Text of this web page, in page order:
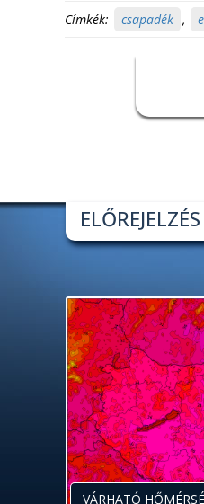
Címkék: csapadék ,
ELŐREJELZÉS
VÁRHATÓ